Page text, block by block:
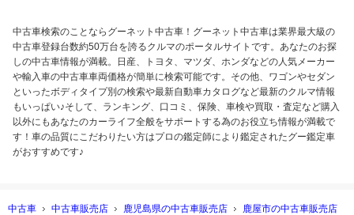
中古車検索のことならグーネット中古車！グーネット中古車は業界最大級の
中古車登録台数約50万台を誇るクルマのポータルサイトです。あなたのお探
しの中古車情報が満載。日産、トヨタ、マツダ、ホンダなどの人気メーカー
や輸入車の中古車車両価格が簡単に検索可能です。その他、ワゴンやセダン
といったボディタイプ別の検索や最新自動車カタログなど最新のクルマ情報
もいっぱい♪そして、ランキング、口コミ、保険、車検や買取・査定など購入
以外にもあなたのカーライフ全般をサポートする為のお役立ち情報が満載で
す！車の品質にこだわりたい方はプロの鑑定師により鑑定されたグー鑑定車
がおすすめです♪
中古車 中古車販売店 鹿児島県の中古車販売店
鹿屋市の中古車販売店